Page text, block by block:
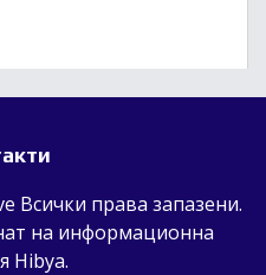
Всички права запазени.
на информационна
Hibya.